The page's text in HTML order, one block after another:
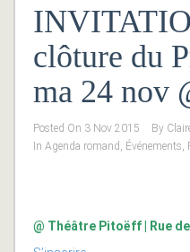
clôture du
ma 24 nov
Posted On 3 Nov 2015 By
In Agenda romand , Événements,
@ Théâtre Pitoëff | Rue